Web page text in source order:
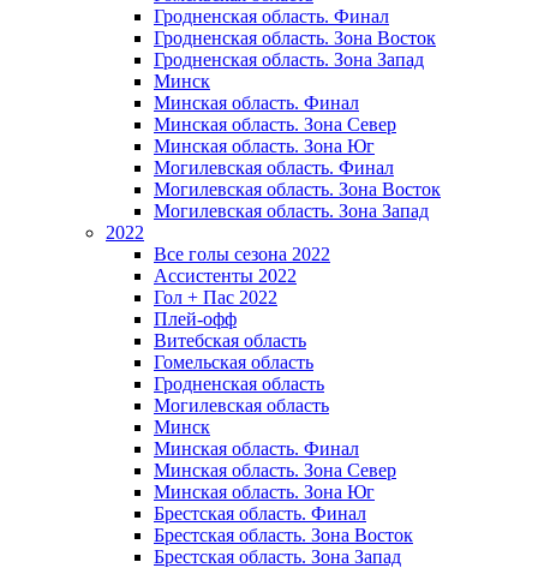
Гродненская область. Финал
Гродненская область. Зона Восток
Гродненская область. Зона Запад
Минск
Минская область. Финал
Минская область. Зона Север
Минская область. Зона Юг
Могилевская область. Финал
Могилевская область. Зона Восток
Могилевская область. Зона Запад
2022
Все голы сезона 2022
Ассистенты 2022
Гол + Пас 2022
Плей-офф
Витебская область
Гомельская область
Гродненская область
Могилевская область
Минск
Mинская область. Финал
Минская область. Зона Север
Минская область. Зона Юг
Брестская область. Финал
Брестская область. Зона Восток
Брестская область. Зона Запад